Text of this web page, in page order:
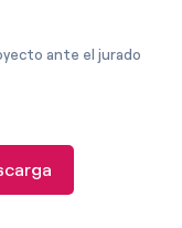
ante el jurado